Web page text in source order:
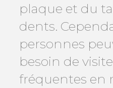
plaque et du
dents.
personnes
besoin de
fréquentes en